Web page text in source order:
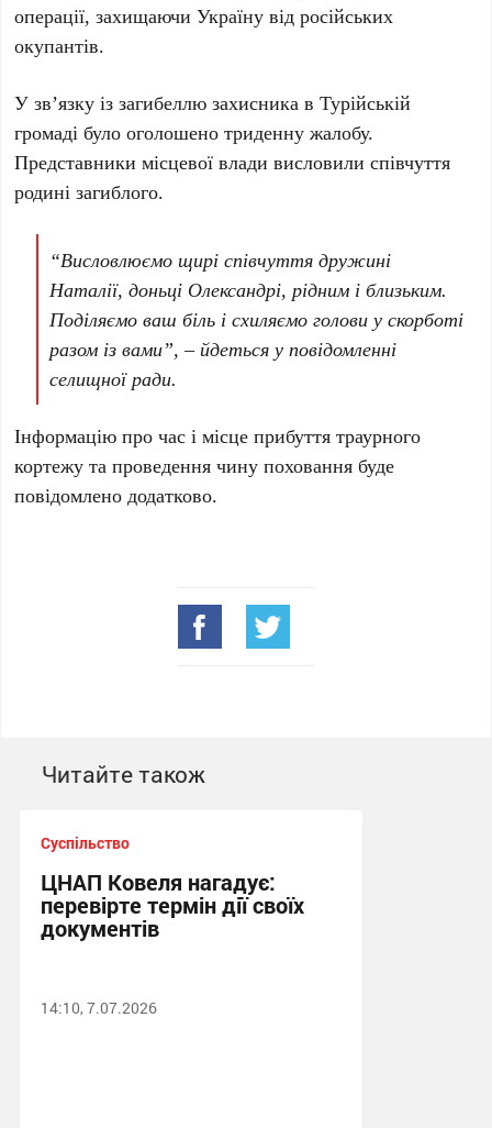
операції, захищаючи Україну від російських
окупантів.
У зв’язку із загибеллю захисника в Турійській
громаді було оголошено триденну жалобу.
Представники місцевої влади висловили співчуття
родині загиблого.
“Висловлюємо щирі співчуття дружині
Наталії, доньці Олександрі, рідним і близьким.
Поділяємо ваш біль і схиляємо голови у скорботі
разом із вами”, – йдеться у повідомленні
селищної ради.
Інформацію про час і місце прибуття траурного
кортежу та проведення чину поховання буде
повідомлено додатково.
Читайте також
Суспільство
ЦНАП Ковеля нагадує:
перевірте термін дії своїх
документів
14:10, 7.07.2026